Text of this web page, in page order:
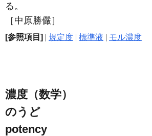
る。
［中原勝儼］
[参照項目] | 規定度 | 標準液 | モル濃度
濃度（数学）
のうど
potency